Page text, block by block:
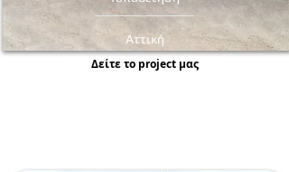
Αττική
Δείτε τo project μας